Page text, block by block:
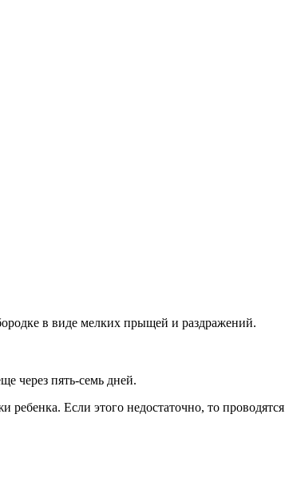
в виде мелких прыщей и раздражений.
через пять-семь дней.
ребенка. Если этого недостаточно, то